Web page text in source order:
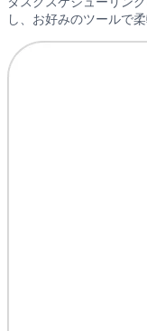
し、お好みのツールで